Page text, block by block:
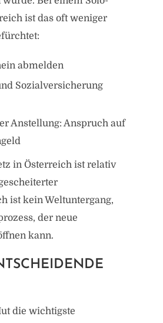
ist das oft weniger
abmelden
Sozialversicherung
Anstellung: Anspruch auf
in Österreich ist relativ
ist kein Weltuntergang,
der neue
kann.
die wichtigste